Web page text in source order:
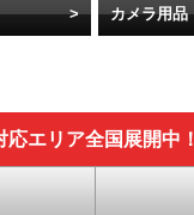
カメラ用品
応エリア全国展開中！